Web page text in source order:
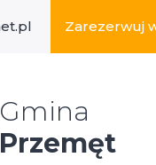
Zarezerwuj
Gmina
Przemęt
Wyszukaj w serwisie